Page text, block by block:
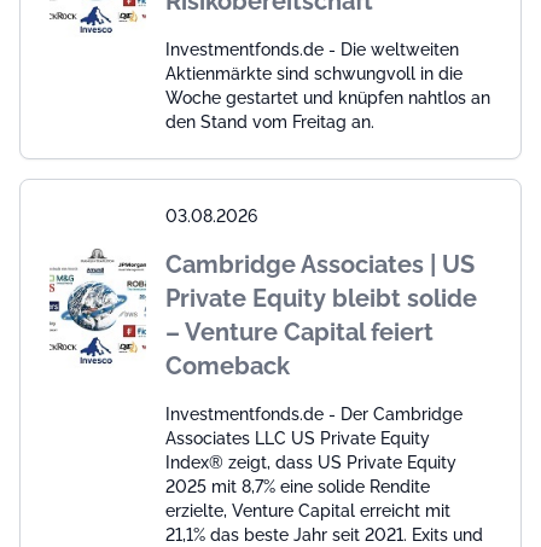
Investmentfonds.de - Die weltweiten
Aktienmärkte sind schwungvoll in die
Woche gestartet und knüpfen nahtlos an
den Stand vom Freitag an.
03.08.2026
Cambridge Associates | US
Private Equity bleibt solide
– Venture Capital feiert
Comeback
Investmentfonds.de - Der Cambridge
Associates LLC US Private Equity
Index® zeigt, dass US Private Equity
2025 mit 8,7% eine solide Rendite
erzielte, Venture Capital erreicht mit
21,1% das beste Jahr seit 2021. Exits und